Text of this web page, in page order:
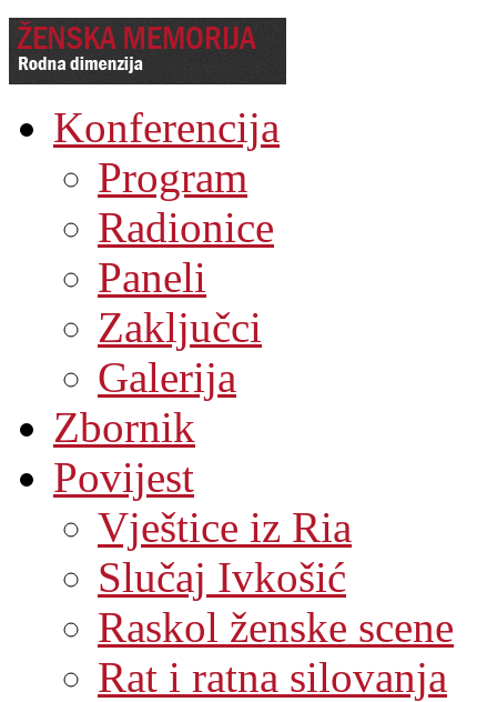
Konferencija
Program
Radionice
Paneli
Zaključci
Galerija
Zbornik
Povijest
Vještice iz Ria
Slučaj Ivkošić
Raskol ženske scene
Rat i ratna silovanja